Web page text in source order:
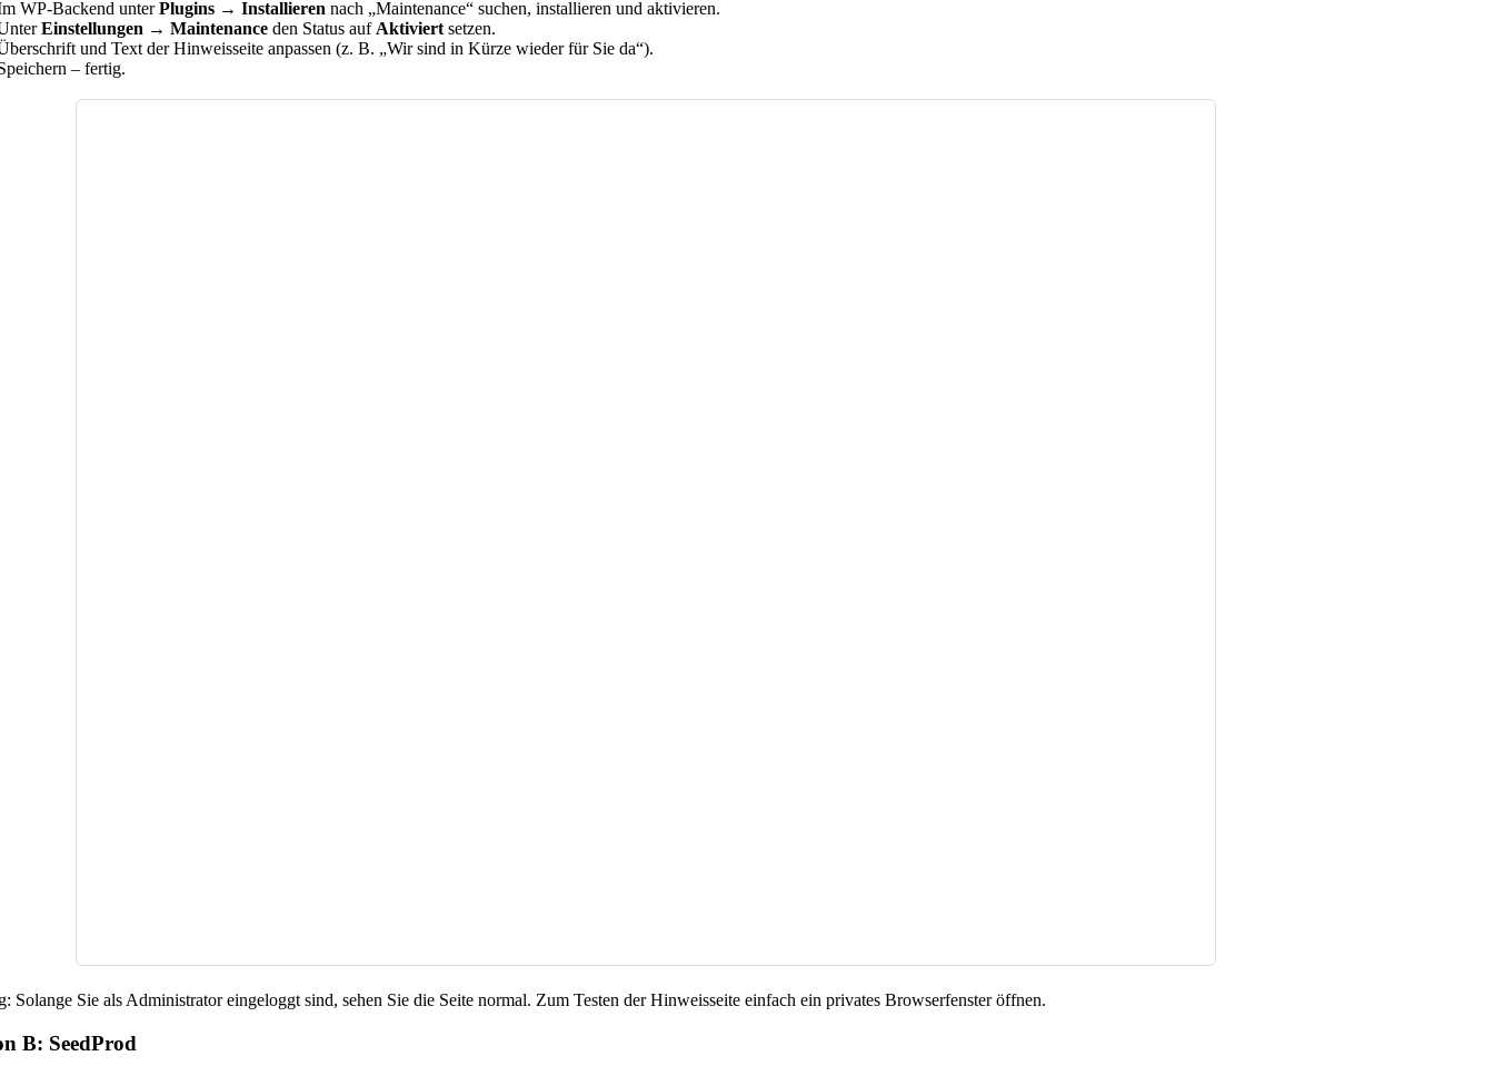
WP-Backend unterPlugins → Installieren nach „Maintenance“ suchen, installieren und aktivieren.
Einstellungen → Maintenanceden Status auf Aktiviertsetzen.
und Text der Hinweisseite anpassen (z. B. „Wir sind in Kürze wieder für Sie da“).
– fertig.
Solange Sie als Administrator eingeloggt sind, sehen Sie die Seite normal. Zum Testen der Hinweisseite einfach ein privates Browserfenster öffnen.
B: SeedProd